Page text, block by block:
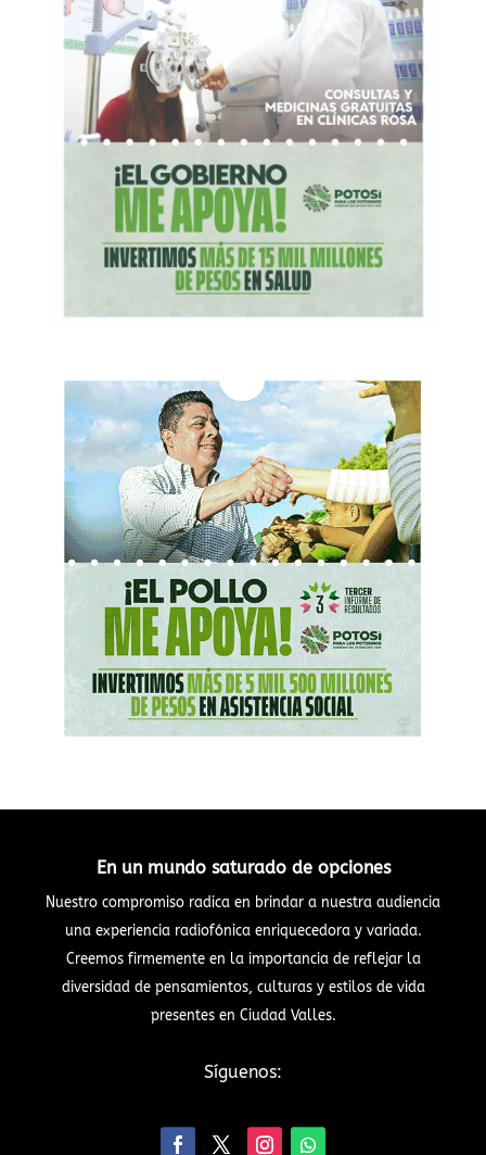
En un mundo saturado de opciones
Nuestro compromiso radica en brindar a nuestra audiencia
una experiencia radiofónica enriquecedora y variada.
Creemos firmemente en la importancia de reflejar la
diversidad de pensamientos, culturas y estilos de vida
presentes en Ciudad Valles.
Síguenos: